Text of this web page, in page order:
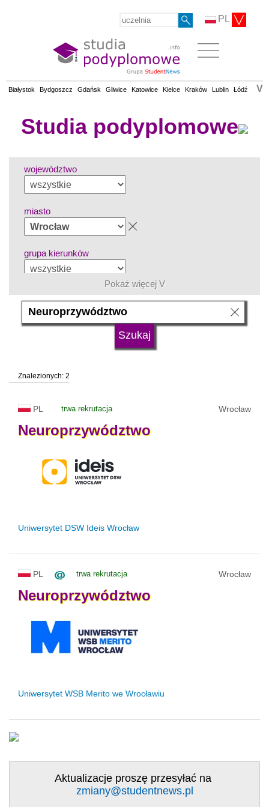
PL
Białystok Bydgoszcz Gdańsk Gliwice Katowice Kielce Kraków Lublin Łódź V
Studia podyplomowe
województwo
miasto
grupa kierunków
język
status uczelni
Pokaż więcej V
Znalezionych: 2
PL trwa rekrutacja Wrocław
Neuroprzywództwo
Uniwersytet DSW Ideis Wrocław
PL trwa rekrutacja Wrocław
Neuroprzywództwo
Uniwersytet WSB Merito we Wrocławiu
Aktualizacje proszę przesyłać na
zmiany@studentnews.pl